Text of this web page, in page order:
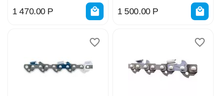
1 470.00 Р 1 500.00 Р